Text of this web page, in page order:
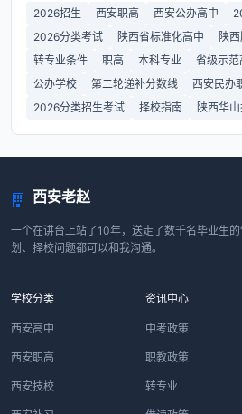
2026招生 西安职高 西安公办高中
2026分类考试
陕西省标准化高中 陕
转专业条件
职高 本科专业 省级示范
公办学校
第二轮递补分数线 西安民办
2026分类招生考试
择校指南 陕西华
西安老赵
一个在讲台上站了10年，送走了数千名毕业生
划、择校问题都可以和我沟通。
学校分类
西安高中
西安职高
西安技校
资讯中心
中考政策
职教政策
转专业